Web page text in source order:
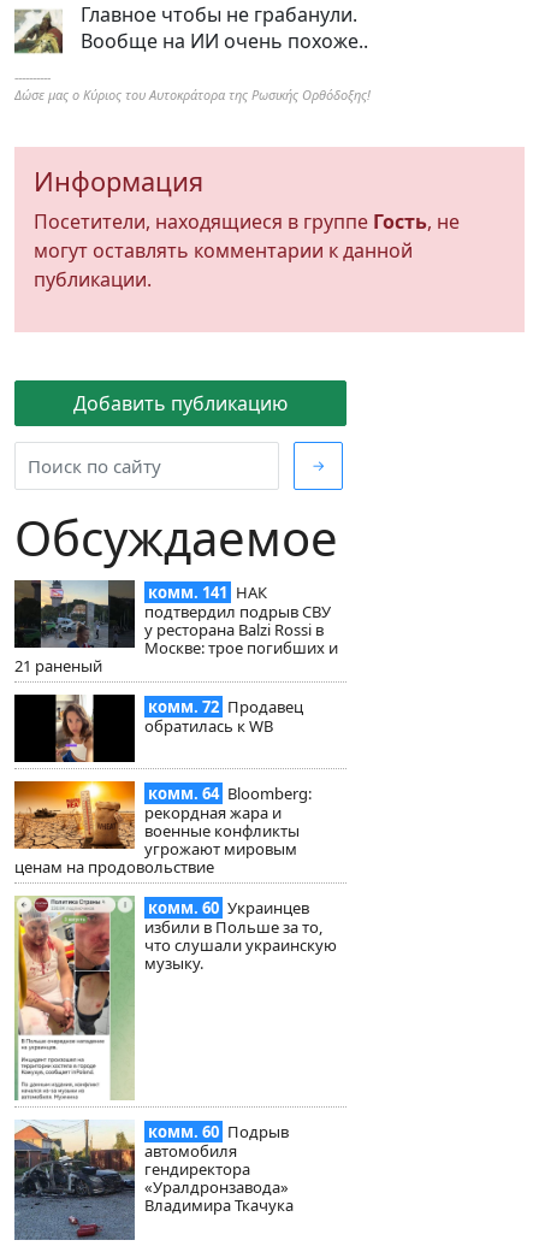
Добавить публикацию
→
Обсуждаемое
комм. 141 НАК
подтвердил подрыв СВУ
у ресторана Balzi Rossi в
Москве: трое погибших и
21 раненый
комм. 72 Продавец
обратилась к WB
комм. 64 Bloomberg:
рекордная жара и
военные конфликты
угрожают мировым
ценам на продовольствие
комм. 60 Украинцев
избили в Польше за то,
что слушали украинскую
музыку.
комм. 60 Подрыв
автомобиля
гендиректора
«Уралдронзавода»
Владимира Ткачука
Главное чтобы не грабанули.
Вообще на ИИ очень похоже..
----------
Δώσε μας ο Κύριος του Αυτοκράτορα της Ρωσικής Ορθόδοξης!
Информация
Посетители, находящиеся в группе Гость, не
могут оставлять комментарии к данной
публикации.